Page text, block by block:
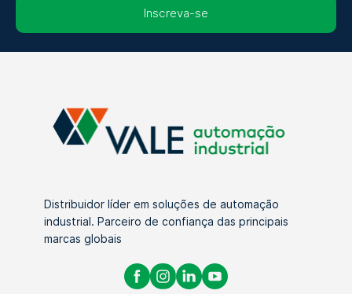
Inscreva-se
Distribuidor líder em soluções de automação
industrial. Parceiro de confiança das principais
marcas globais